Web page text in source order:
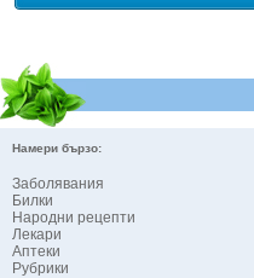
Намери бързо:
Заболявания
Билки
Народни рецепти
Лекари
Аптеки
Рубрики